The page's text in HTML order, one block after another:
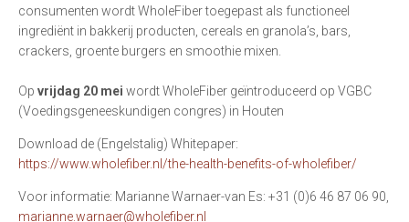
consumenten wordt WholeFiber toegepast als functioneel
ingrediënt in bakkerij producten, cereals en granola’s, bars,
crackers, groente burgers en smoothie mixen.
Op vrijdag 20 mei wordt WholeFiber geïntroduceerd op VGBC
(Voedingsgeneeskundigen congres) in Houten
Download de (Engelstalig) Whitepaper:
https://www.wholefiber.nl/the-health-benefits-of-wholefiber/
Voor informatie: Marianne Warnaer-van Es: +31 (0)6 46 87 06 90,
marianne.warnaer@wholefiber.nl